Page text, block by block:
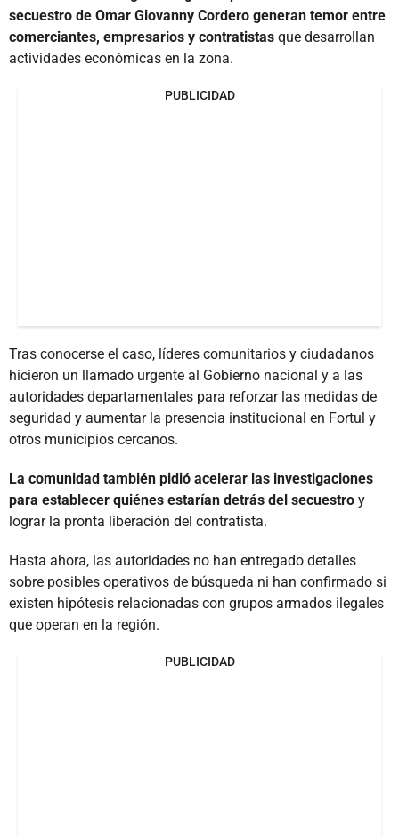
secuestro de Omar Giovanny Cordero generan temor entre
comerciantes, empresarios y contratistas que desarrollan
actividades económicas en la zona.
PUBLICIDAD
Tras conocerse el caso, líderes comunitarios y ciudadanos
hicieron un llamado urgente al Gobierno nacional y a las
autoridades departamentales para reforzar las medidas de
seguridad y aumentar la presencia institucional en Fortul y
otros municipios cercanos.
La comunidad también pidió acelerar las investigaciones
para establecer quiénes estarían detrás del secuestro y
lograr la pronta liberación del contratista.
Hasta ahora, las autoridades no han entregado detalles
sobre posibles operativos de búsqueda ni han confirmado si
existen hipótesis relacionadas con grupos armados ilegales
que operan en la región.
PUBLICIDAD